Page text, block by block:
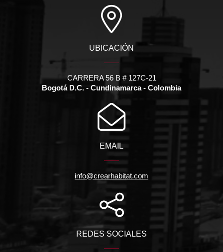
UBICACIÓN
CARRERA 56 B # 127C-21
Bogotá D.C. - Cundinamarca - Colombia
EMAIL
info@crearhabitat.com
REDES SOCIALES